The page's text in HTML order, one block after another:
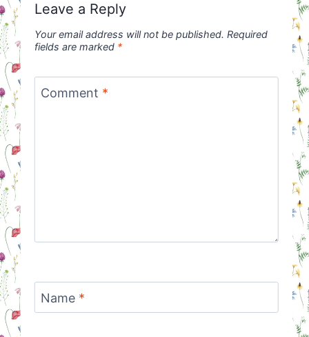
Leave a Reply
Your email address will not be published. Required
fields are marked *
Comment *
Name *